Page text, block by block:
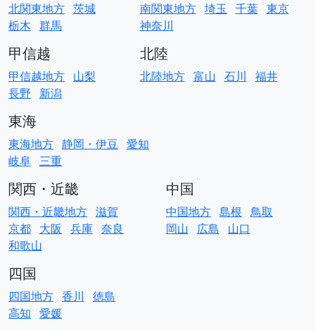
北関東地方 茨城
栃木 群馬
南関東地方 埼玉 千葉 東京
神奈川
甲信越
甲信越地方 山梨
長野
新潟
北陸
北陸地方 富山 石川 福井
東海
東海地方 静岡・伊豆 愛知
岐阜 三重
関西・近畿
関西・近畿地方 滋賀
京都 大阪 兵庫 奈良
和歌山
中国
中国地方 島根 鳥取
岡山
広島 山口
四国
四国地方 香川
徳島
高知 愛媛